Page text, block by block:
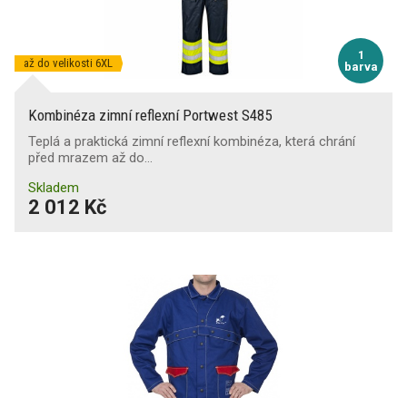
1
barva
až do velikosti 6XL
Kombinéza zimní reflexní Portwest S485
Teplá a praktická zimní reflexní kombinéza, která chrání
před mrazem až do…
Skladem
2 012 Kč